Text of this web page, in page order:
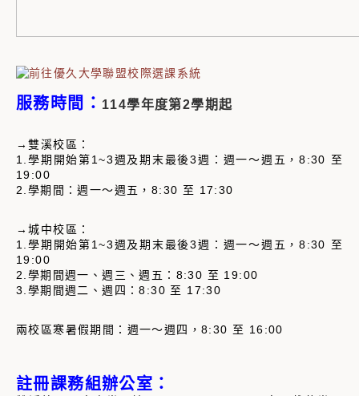
服務時間： 114學年度第2學期起
→雙溪校區：
1.學期開始第1~3週及期末最後3週：週一～週五，8:30 至
19:00
2.學期間：週一～週五，8:30 至 17:30
→城中校區：
1.學期開始第1~3週及期末最後3週：週一～週五，8:30 至
19:00
2.學期間週一、週三、週五：8:30 至 19:00
3.學期間週二、週四：8:30 至 17:30
兩校區寒暑假期間：週一～週四，8:30 至 16:00
註冊課務組辦公室：